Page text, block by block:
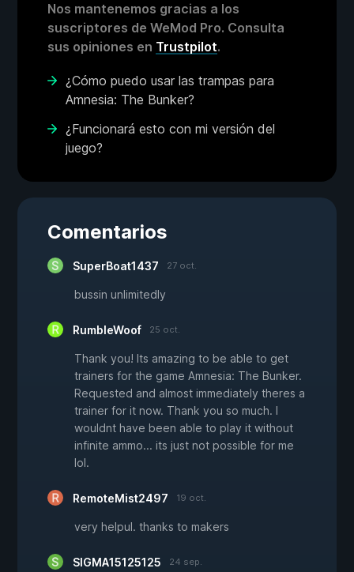
Nos mantenemos gracias a los
suscriptores de WeMod Pro. Consulta
sus opiniones en Trustpilot.
¿Cómo puedo usar las trampas para
Amnesia: The Bunker?
¿Funcionará esto con mi versión del
juego?
Comentarios
SuperBoat1437 27 oct.
bussin unlimitedly
RumbleWoof 25 oct.
Thank you! Its amazing to be able to get
trainers for the game Amnesia: The Bunker.
Requested and almost immediately theres a
trainer for it now. Thank you so much. I
wouldnt have been able to play it without
infinite ammo... its just not possible for me
lol.
RemoteMist2497 19 oct.
very helpul. thanks to makers
SIGMA15125125 24 sep.